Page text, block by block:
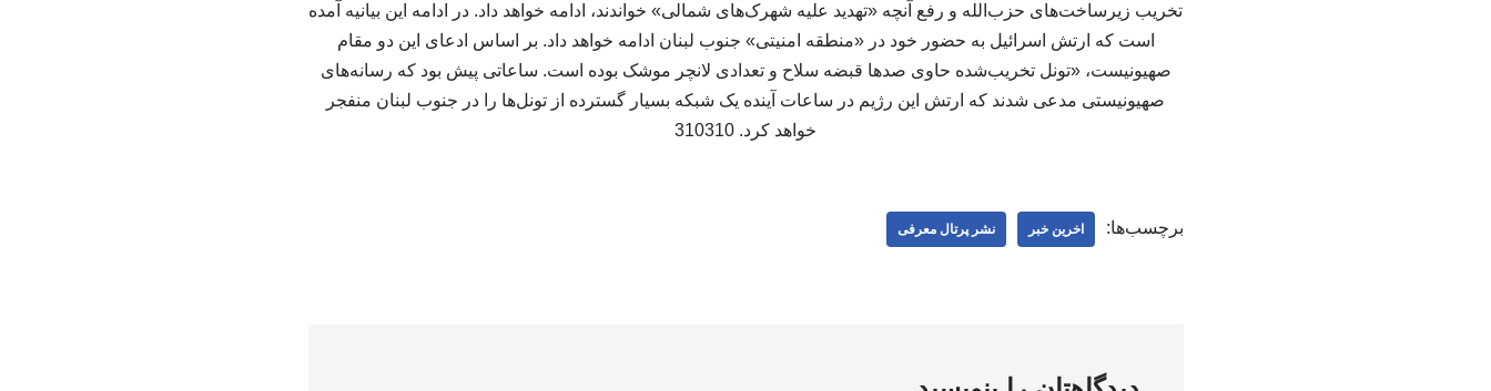
تخریب زیرساخت‌های حزب‌الله و رفع آنچه «تهدید علیه شهرک‌های شمالی» خواندند، ادامه خواهد داد. در ادامه این بیانیه آمده
است که ارتش اسرائیل به حضور خود در «منطقه امنیتی» جنوب لبنان ادامه خواهد داد. بر اساس ادعای این دو مقام
صهیونیست، «تونل تخریب‌شده حاوی صدها قبضه سلاح و تعدادی لانچر موشک بوده است. ساعاتی پیش بود که رسانه‌های
صهیونیستی مدعی شدند که ارتش این رژیم در ساعات آینده یک شبکه بسیار گسترده از تونل‌ها را در جنوب لبنان منفجر
خواهد کرد. 310310
برچسب‌ها: اخرین خبر نشر پرتال معرفی